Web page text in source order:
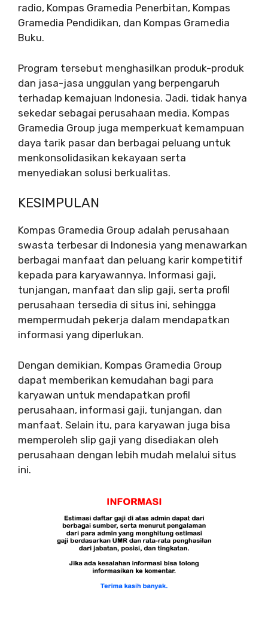
radio, Kompas Gramedia Penerbitan, Kompas
Gramedia Pendidikan, dan Kompas Gramedia
Buku.
Program tersebut menghasilkan produk-produk
dan jasa-jasa unggulan yang berpengaruh
terhadap kemajuan Indonesia. Jadi, tidak hanya
sekedar sebagai perusahaan media, Kompas
Gramedia Group juga memperkuat kemampuan
daya tarik pasar dan berbagai peluang untuk
menkonsolidasikan kekayaan serta
menyediakan solusi berkualitas.
KESIMPULAN
Kompas Gramedia Group adalah perusahaan
swasta terbesar di Indonesia yang menawarkan
berbagai manfaat dan peluang karir kompetitif
kepada para karyawannya. Informasi gaji,
tunjangan, manfaat dan slip gaji, serta profil
perusahaan tersedia di situs ini, sehingga
mempermudah pekerja dalam mendapatkan
informasi yang diperlukan.
Dengan demikian, Kompas Gramedia Group
dapat memberikan kemudahan bagi para
karyawan untuk mendapatkan profil
perusahaan, informasi gaji, tunjangan, dan
manfaat. Selain itu, para karyawan juga bisa
memperoleh slip gaji yang disediakan oleh
perusahaan dengan lebih mudah melalui situs
ini.